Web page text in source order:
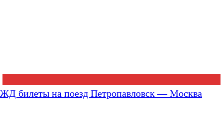
ЖД билеты на поезд Петропавловск — Москва